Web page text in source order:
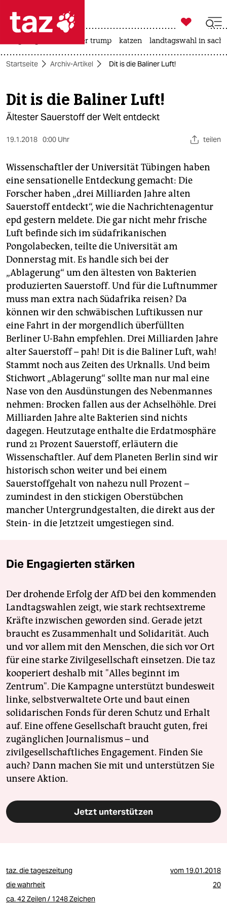
 taz zahl ich
taz zahl ich
themen
politik
öko
gesellschaft
kultur
sport
berlin
nord
wahrheit
verlag
verlag
veranstaltungen
shop
fragen & hilfe
unterstützen
abo
genossenschaft
epaper login

taz zahl ich
usa unter trump katzen landtagswahl in
Startseite Archiv-Artikel Dit is die Baliner Luft!
Dit is die Baliner Luft!
Ältester Sauerstoff der Welt entdeckt
19.1.2018 0:00 Uhr teilen
Wissenschaftler der Universität Tübingen haben
eine sensationelle Entdeckung gemacht: Die
Forscher haben „drei Milliarden Jahre alten
Sauerstoff entdeckt“, wie die Nachrichtenagentur
epd gestern meldete. Die gar nicht mehr frische
Luft befinde sich im südafrikanischen
Pongolabecken, teilte die Universität am
Donnerstag mit. Es handle sich bei der
„Ablagerung“ um den ältesten von Bakterien
produzierten Sauerstoff. Und für die Luftnummer
muss man extra nach Südafrika reisen? Da
können wir den schwäbischen Luftikussen nur
eine Fahrt in der morgendlich überfüllten
Berliner U-Bahn empfehlen. Drei Milliarden Jahre
alter Sauerstoff – pah! Dit is die Baliner Luft, wah!
Stammt noch aus Zeiten des Urknalls. Und beim
Stichwort „Ablagerung“ sollte man nur mal eine
Nase von den Ausdünstungen des Nebenmannes
nehmen: Brocken fallen aus der Achselhöhle. Drei
Milliarden Jahre alte Bakterien sind nichts
dagegen. Heutzutage enthalte die Erdatmosphäre
rund 21 Prozent Sauerstoff, erläutern die
Wissenschaftler. Auf dem Planeten Berlin sind wir
historisch schon weiter und bei einem
Sauerstoffgehalt von nahezu null Prozent –
zumindest in den stickigen Oberstübchen
mancher Untergrundgestalten, die direkt aus der
Stein- in die Jetztzeit umgestiegen sind.
Die Engagierten stärken
Der drohende Erfolg der AfD bei den kommenden
Landtagswahlen zeigt, wie stark rechtsextreme
Kräfte inzwischen geworden sind. Gerade jetzt
braucht es Zusammenhalt und Solidarität. Auch
und vor allem mit den Menschen, die sich vor Ort
für eine starke Zivilgesellschaft einsetzen. Die taz
kooperiert deshalb mit "Alles beginnt im
Zentrum". Die Kampagne unterstützt bundesweit
linke, selbstverwaltete Orte und baut einen
solidarischen Fonds für deren Schutz und Erhalt
auf. Eine offene Gesellschaft braucht guten, frei
zugänglichen Journalismus – und
zivilgesellschaftliches Engagement. Finden Sie
auch? Dann machen Sie mit und unterstützen Sie
unsere Aktion.
Jetzt unterstützen
taz. die tageszeitung vom 19.01.2018
die wahrheit
20
ca. 42 Zeilen / 1248 Zeichen